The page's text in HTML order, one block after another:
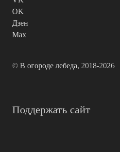
OK
Дзен
Max
© В огороде лебеда, 2018-2026
Поддержать сайт